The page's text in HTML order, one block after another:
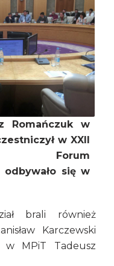
Romańczuk w
w XXII
Forum
odbywało się w
brali również
Karczewski
w MPiT Tadeusz